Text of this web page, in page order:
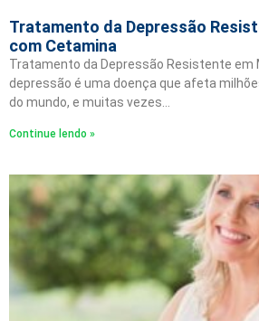
Tratamento da Depressão
com Cetamina
Tratamento da Depressão Resistente em
depressão é uma doença que afeta
do mundo, e muitas vezes…
Continue lendo »